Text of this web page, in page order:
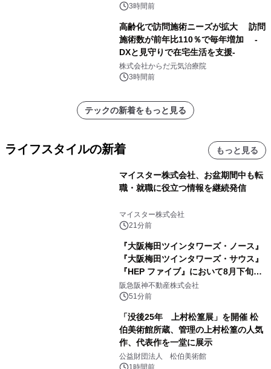
3時間前
高齢化で訪問施術ニーズが拡大 訪問
施術数が前年比110％で毎年増加 -
DXと見守りで在宅生活を支援-
株式会社からだ元気治療院
3時間前
テックの新着をもっと見る
ライフスタイルの新着 もっと見る
マイスター株式会社、お盆期間中も転
職・就職に役立つ情報を継続発信
マイスター株式会社
21分前
『大阪梅田ツインタワーズ・ノース』
『大阪梅田ツインタワーズ・サウス』
『HEP ファイブ』において8月下旬か
ら 「オフサイト型コーポレートPPA」
による 再生可能エネルギー電力の使用
阪急阪神不動産株式会社
51分前
「没後25年 上村松篁展」を開催 松
伯美術館所蔵、管理の上村松篁の人気
作、代表作を一堂に展示
公益財団法人 松伯美術館
1時間前